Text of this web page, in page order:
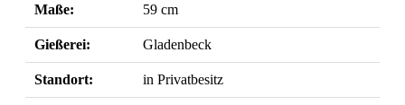
Maße: 59 cm
Gießerei: Gladenbeck
Standort: in Privatbesitz